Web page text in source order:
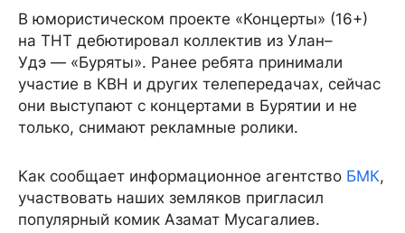
В юмористическом проекте «Концерты» (16+)
на ТНТ дебютировал коллектив из Улан–
Удэ — «Буряты». Ранее ребята принимали
участие в КВН и других телепередачах, сейчас
они выступают с концертами в Бурятии и не
только, снимают рекламные ролики.
Как сообщает информационное агентство БМК,
участвовать наших земляков пригласил
популярный комик Азамат Мусагалиев.